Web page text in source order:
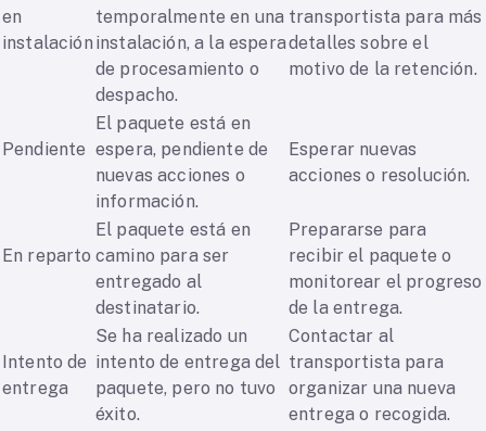
en
instalación
temporalmente en una
instalación, a la espera
de procesamiento o
despacho.
transportista para más
detalles sobre el
motivo de la retención.
Pendiente
El paquete está en
espera, pendiente de
nuevas acciones o
información.
Esperar nuevas
acciones o resolución.
En reparto
El paquete está en
camino para ser
entregado al
destinatario.
Prepararse para
recibir el paquete o
monitorear el progreso
de la entrega.
Intento de
entrega
Se ha realizado un
intento de entrega del
paquete, pero no tuvo
éxito.
Contactar al
transportista para
organizar una nueva
entrega o recogida.